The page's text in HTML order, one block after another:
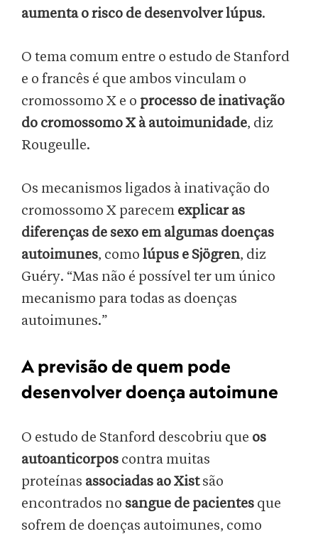
aumenta o risco de desenvolver lúpus.
O tema comum entre o estudo de Stanford
e o francês é que ambos vinculam o
cromossomo X e o processo de inativação
do cromossomo X à autoimunidade, diz
Rougeulle.
Os mecanismos ligados à inativação do
cromossomo X parecem explicar as
diferenças de sexo em algumas doenças
autoimunes, como lúpus e Sjögren, diz
Guéry. “Mas não é possível ter um único
mecanismo para todas as doenças
autoimunes.”
A previsão de quem pode
desenvolver doença autoimune
O estudo de Stanford descobriu que os
autoanticorpos contra muitas
proteínas associadas ao Xistsão
encontrados no sangue de pacientes que
sofrem de doenças autoimunes, como